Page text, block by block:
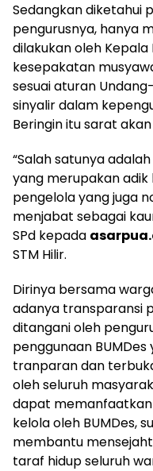
Sedangkan diketahui
pengurusnya, hanya
dilakukan oleh
kesepakatan
sesuai aturan
sinyalir dalam
Beringin itu sarat
“Salah satunya
yang merupakan adik
pengelola yang juga
menjabat sebagai
SPd kepada
STM Hilir.
Dirinya bersama
adanya transparansi
ditangani oleh
penggunaan
tranparan dan
oleh seluruh
dapat
kelola oleh BUMDes,
membantu
taraf hidup seluruh